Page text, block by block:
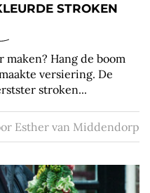
STROKEN
Hang de boom
versiering. De
stroken...
Esther van Middendorp